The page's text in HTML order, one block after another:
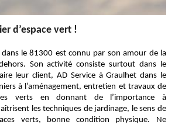
d’espace vert !
dans le 81300 est connu par son amour de la
Son activité consiste surtout dans le
leur client, AD Service à Graulhet dans le
à l’aménagement, entretien et travaux de
verts en donnant de l’importance à
les techniques de jardinage, le sens de
verts, bonne condition physique. Ne